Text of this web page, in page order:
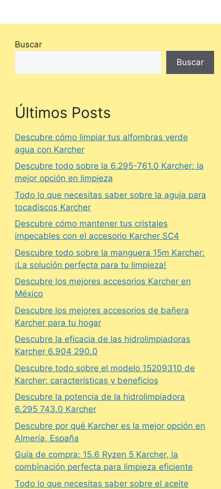
Buscar
Buscar
Últimos Posts
Descubre cómo limpiar tus alfombras verde
agua con Karcher
Descubre todo sobre la 6.295-761.0 Karcher: la
mejor opción en limpieza
Todo lo que necesitas saber sobre la aguja para
tocadiscos Karcher
Descubre cómo mantener tus cristales
impecables con el accesorio Karcher SC4
Descubre todo sobre la manguera 15m Karcher:
¡La solución perfecta para tu limpieza!
Descubre los mejores accesorios Karcher en
México
Descubre los mejores accesorios de bañera
Karcher para tu hogar
Descubre la eficacia de las hidrolimpiadoras
Karcher 6.904 290.0
Descubre todo sobre el modelo 15209310 de
Karcher: características y beneficios
Descubre la potencia de la hidrolimpiadora
6.295 743.0 Karcher
Descubre por qué Karcher es la mejor opción en
Almería, España
Guía de compra: 15.6 Ryzen 5 Karcher, la
combinación perfecta para limpieza eficiente
Todo lo que necesitas saber sobre el aceite